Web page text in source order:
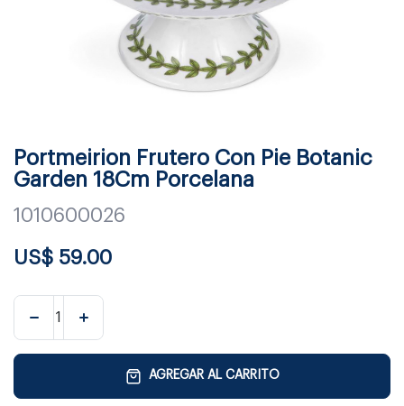
Portmeirion Frutero Con Pie Botanic
Garden 18Cm Porcelana
1010600026
US$ 59.00
AGREGAR AL CARRITO